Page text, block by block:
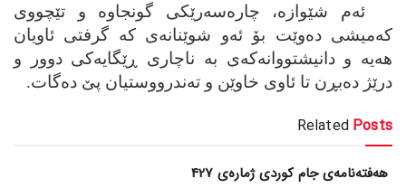
ئه‌م شێوازه‌، چاره‌سه‌رێکی گونجاوه‌ و تێچووی
که‌میشی ده‌وێت بۆ ئه‌و شوێنانه‌ی که‌ گرفتی ئاویان
هه‌یه‌ و دانیشتووانه‌که‌ی به‌ ناچاری ڕێگایه‌کی دوور و
درێژ ده‌بڕن تا ئاوی خاوێن و ته‌ندرووستیان پێ ده‌گات.
Related Posts
هەفتەنامەی جام کوردی ژمارەی 427